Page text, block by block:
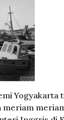
Yogyakarta